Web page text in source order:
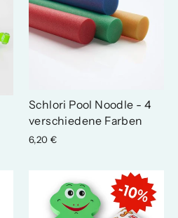
Schlori Pool Noodle - 4
verschiedene Farben
6,20 €